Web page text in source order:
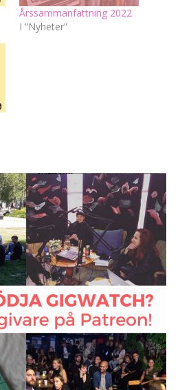
Årssammanfattning 2022
I ”Nyheter”